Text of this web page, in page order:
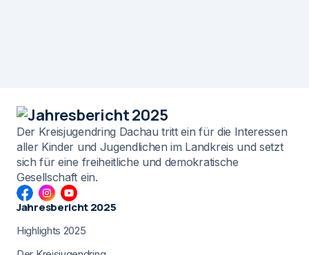
Der Kreisjugendring Dachau tritt ein für die Interessen
aller Kinder und Jugendlichen im Landkreis und setzt
sich für eine freiheitliche und demokratische
Gesellschaft ein.
Jahresbericht 2025
Highlights 2025